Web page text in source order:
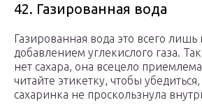
42. Газированная вода
Газированная вода это всего лишь
добавлением углекислого газа.
нет сахара, она всецело
читайте этикетку, чтобы
сахаринка не проскользнула